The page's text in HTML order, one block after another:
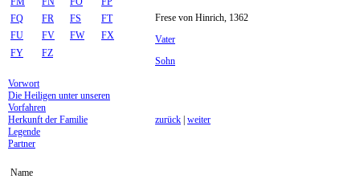
FQ
FR FS
FT
FU
FV FW
FX
FY
FZ
Vorwort
Die Heiligen unter unseren
Vorfahren
Herkunft der Familie
Legende
Partner
Name
Frese von Hinrich, 1362
Vater
Sohn
zurück weiter